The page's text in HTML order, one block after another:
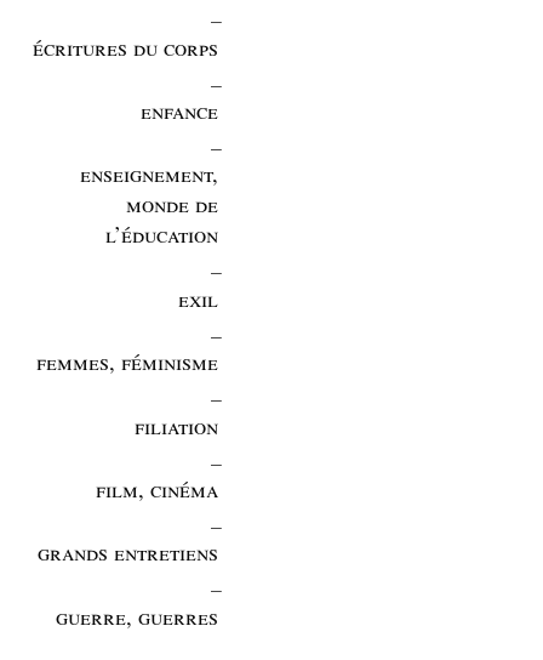
écritures du corps
enfance
enseignement,
monde de
l’éducation
exil
femmes, féminisme
filiation
film, cinéma
grands entretiens
guerre, guerres